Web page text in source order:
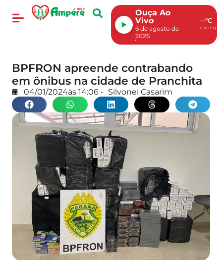
Ouça Ao
Vivo
6 de agosto de
2026
--°C
BPFRON apreende contrabando
em ônibus na cidade de Pranchita
04/01/2024às 14:06 • Silvonei Casarim